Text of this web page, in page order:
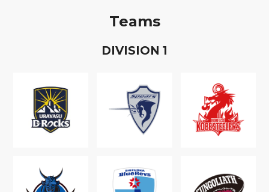
Teams
DIVISION 1